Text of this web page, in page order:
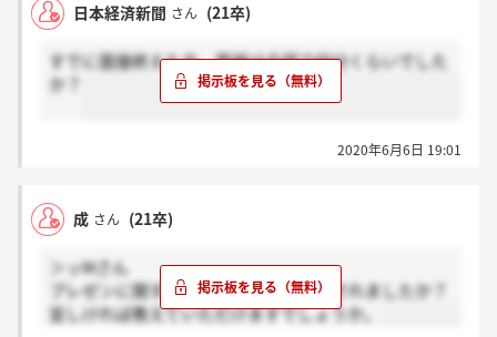
日本経済新聞 さん (21卒)
すでに面接終えた方、面接は全部で何分くらいでした
か？
2020年6月6日 19:01
成 さん (21卒)
＞ッMさん
プレゼンに関する深堀りはどのくらいされましたか？
宜しければ教えていただけますでしょうか。